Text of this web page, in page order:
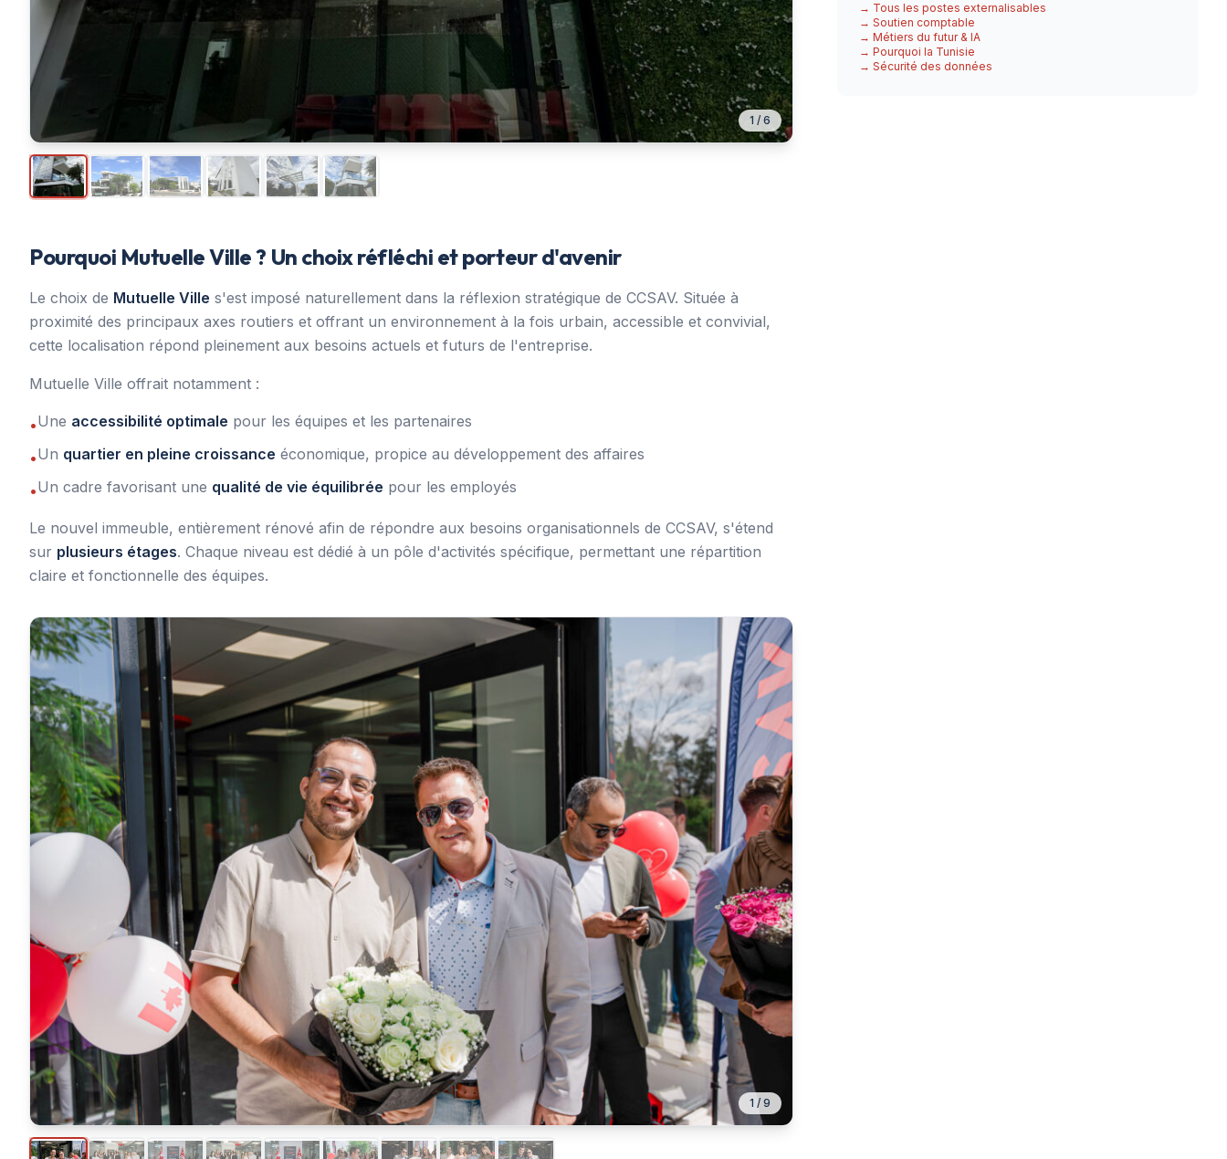
1 /6
Pourquoi Mutuelle Ville ? Un choix réfléchi et porteur d'avenir
Le choix de Mutuelle Ville s'est imposé naturellement dans la réflexion stratégique de CCSAV. Située à
proximité des principaux axes routiers et offrant un environnement à la fois urbain, accessible et convivial,
cette localisation répond pleinement aux besoins actuels et futurs de l'entreprise.
Mutuelle Ville offrait notamment :
•Une accessibilité optimale pour les équipes et les partenaires
•Un quartier en pleine croissance économique, propice au développement des affaires
•Un cadre favorisant une qualité de vie équilibrée pour les employés
Le nouvel immeuble, entièrement rénové afin de répondre aux besoins organisationnels de CCSAV, s'étend
sur plusieurs étages. Chaque niveau est dédié à un pôle d'activités spécifique, permettant une répartition
claire et fonctionnelle des équipes.
1 /9
→ Tous les postes externalisables
→ Soutien comptable
→ Métiers du futur & IA
→ Pourquoi la Tunisie
→ Sécurité des données